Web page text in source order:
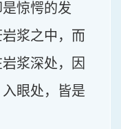
惊愕的发
浆之中，而
浆深处，因
眼处，皆是